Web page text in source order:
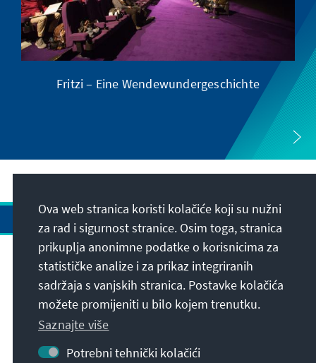
Fritzi – Eine Wendewundergeschichte
Adresa
Kontakt
Posjetite također
Ova web stranica koristi kolačiće koji su nužni
za rad i sigurnost stranice. Osim toga, stranica
prikuplja anonimne podatke o korisnicima za
statističke analize i za prikaz integriranih
sadržaja s vanjskih stranica. Postavke kolačića
možete promijeniti u bilo kojem trenutku.
Saznajte više
Potrebni tehnički kolačići